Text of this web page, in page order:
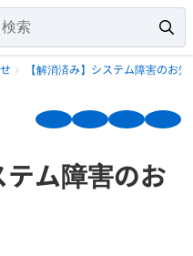
【解消済み】システム障害のお知
テム障害のお